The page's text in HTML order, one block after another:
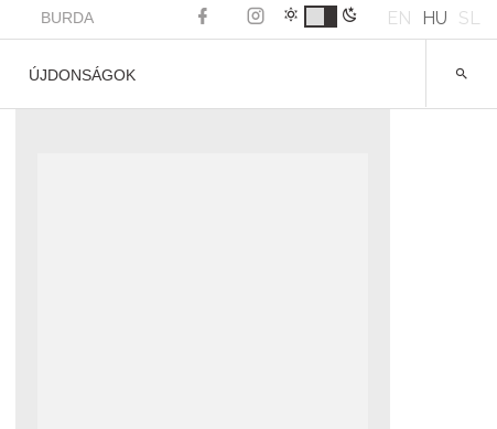
BURDA EN HU SL
ÚJDONSÁGOK